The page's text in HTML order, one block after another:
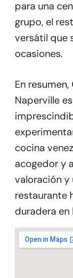
para una
grupo, el
versátil que
ocasiones.
En
Naperville
cocina
acogedor y
valoración y
restaurante
duradera en